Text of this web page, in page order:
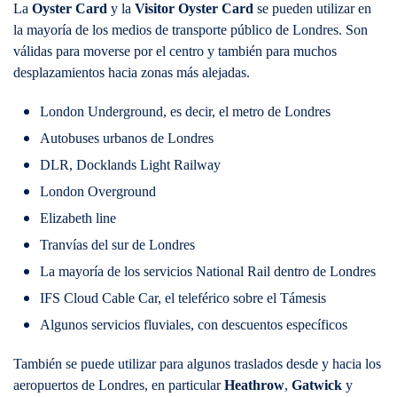
La Oyster Card y la Visitor Oyster Card se pueden utilizar en
la mayoría de los medios de transporte público de Londres. Son
válidas para moverse por el centro y también para muchos
desplazamientos hacia zonas más alejadas.
London Underground, es decir, el metro de Londres
Autobuses urbanos de Londres
DLR, Docklands Light Railway
London Overground
Elizabeth line
Tranvías del sur de Londres
La mayoría de los servicios National Rail dentro de Londres
IFS Cloud Cable Car, el teleférico sobre el Támesis
Algunos servicios fluviales, con descuentos específicos
También se puede utilizar para algunos traslados desde y hacia los
aeropuertos de Londres, en particularHeathrow, Gatwick y